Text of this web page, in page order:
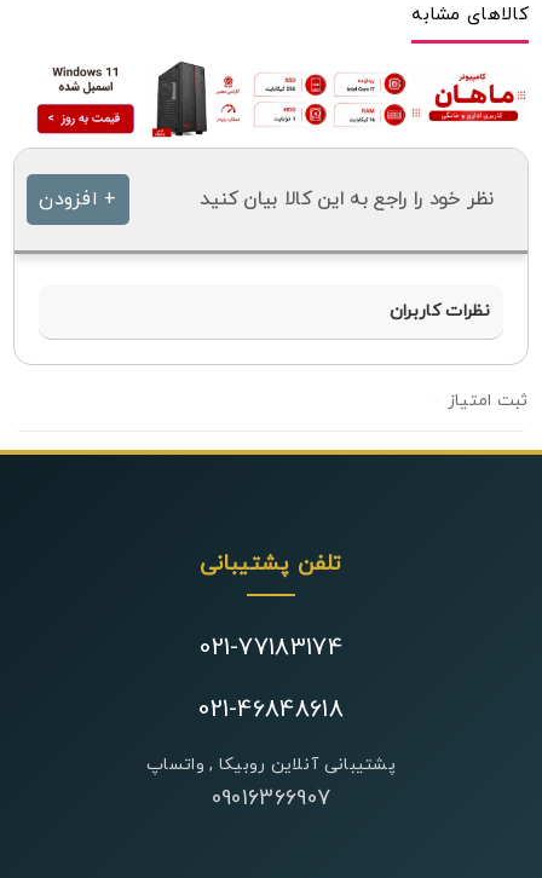
کالاهای مشابه
نظر خود را راجع به این کالا بیان کنید + افزودن
نظرات کاربران
تلفن پشتیبانی
021-77183174
021-46848618
پشتیبانی آنلاین روبیکا , واتساپ
09016366907